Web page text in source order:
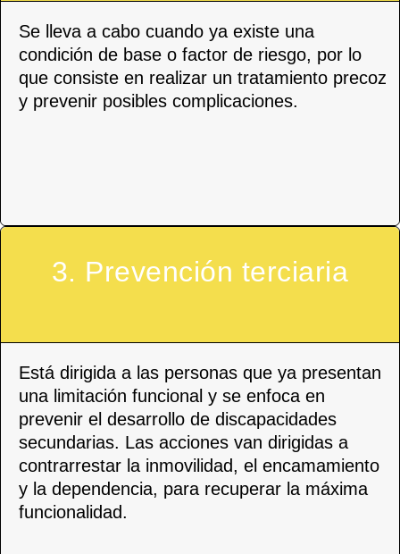
Se lleva a cabo cuando ya existe una
condición de base o factor de riesgo, por lo
que consiste en realizar un tratamiento precoz
y prevenir posibles complicaciones.
3. Prevención terciaria
Está dirigida a las personas que ya presentan
una limitación funcional y se enfoca en
prevenir el desarrollo de discapacidades
secundarias. Las acciones van dirigidas a
contrarrestar la inmovilidad, el encamamiento
y la dependencia, para recuperar la máxima
funcionalidad.